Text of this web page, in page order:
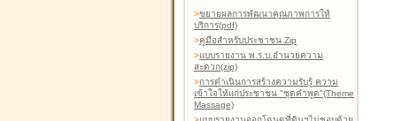
>ขยายผลการพัฒนาคุณภาพการให้
บริการ(pdf)
>คู่มือสำหรับประชาชน Zip
>แบบรายงาน พ.ร.บ.อำนวยความ
สะดวก(zip)
>การดำเนินการสร้างความรับรู้ ความ
เข้าใจให้แก่ประชาชน "ชุดคำพูด"(Theme
Massage)